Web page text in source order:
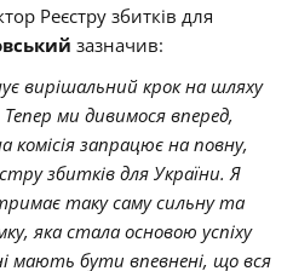
Реєстру збитків для
зазначив:
вирішальний крок на шляху
ми дивимося вперед,
комісія запрацює на повну,
збитків для України. Я
таку саму сильну та
яка стала основою успіху
мають бути впевнені, що вся